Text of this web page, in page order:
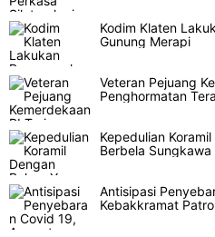
Kodim Klaten
Gunung Merapi
Veteran Pejuang
Penghormatan
Kepedulian
Berbela Sungkawa
Antisipasi
Kebakkramat